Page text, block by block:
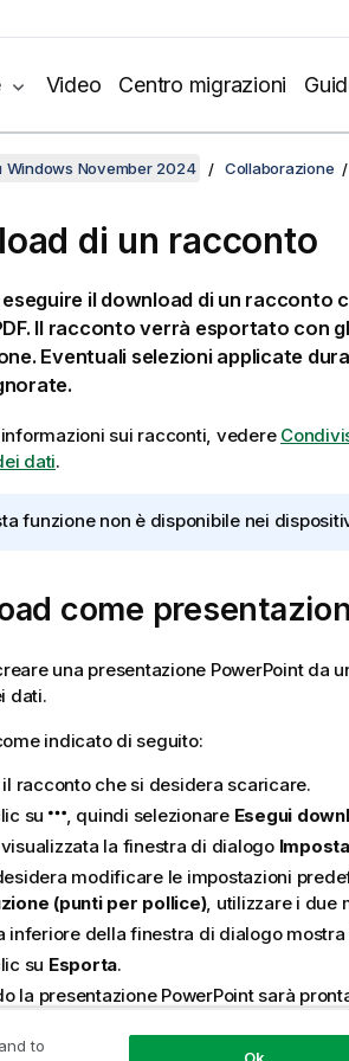
Video Centro migrazioni
Windows November 2024 Collaborazione
di un racconto
eseguire il download di un racconto
. Il racconto verrà esportato con
Eventuali selezioni applicate
sui racconti, vedere
dati.
funzione non è disponibile nei
come
una presentazione PowerPointda
dati.
indicato di seguito:
racconto che si desidera scaricare.
su
, quindi selezionare Esegui
la finestra di dialogo
modificare le impostazioni
(punti per pollice), utilizzare i due
inferiore della finestra di dialogo
su Esporta.
la presentazione PowerPointsarà
sul collegamento.
to